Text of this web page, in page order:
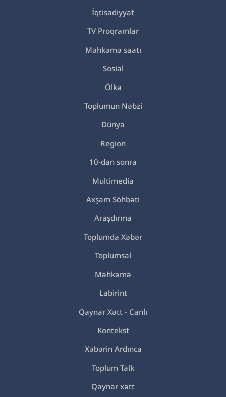
İqtisadiyyat
TV Proqramlar
Məhkəmə saatı
Sosial
Ölkə
Toplumun Nəbzi
Dünya
Region
10-dan sonra
Multimedia
Axşam Söhbəti
Araşdırma
Toplumda Xəbər
Toplumsal
Məhkəmə
Labirint
Qaynar Xətt - Canlı
Kontekst
Xəbərin Ardınca
Toplum Talk
Qaynar xətt